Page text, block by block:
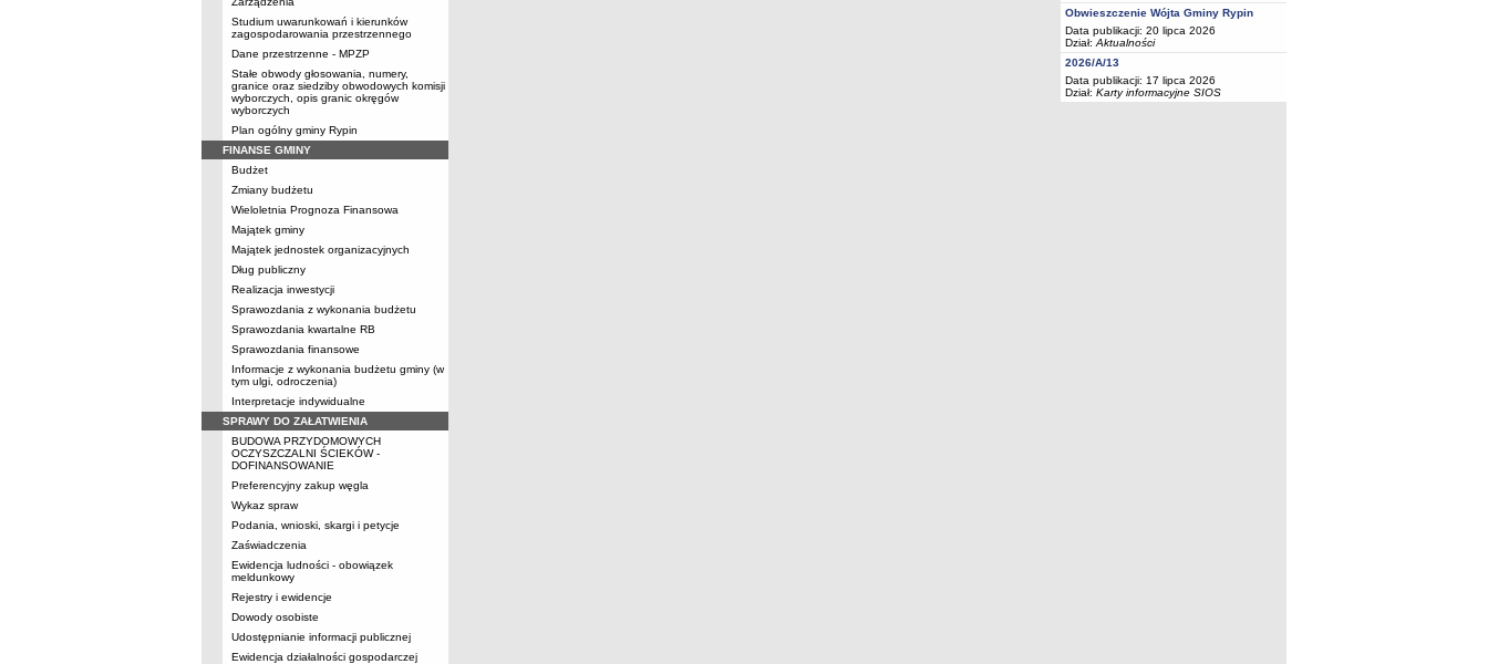
Studium uwarunkowań i kierunków
zagospodarowania przestrzennego
Dane przestrzenne - MPZP
Stałe obwody głosowania, numery,
granice oraz siedziby obwodowych komisji
wyborczych, opis granic okręgów
wyborczych
Plan ogólny gminy Rypin
FINANSE GMINY
Budżet
Zmiany budżetu
Wieloletnia Prognoza Finansowa
Majątek gminy
Majątek jednostek organizacyjnych
Dług publiczny
Realizacja inwestycji
Sprawozdania z wykonania budżetu
Sprawozdania kwartalne RB
Sprawozdania finansowe
Informacje z wykonania budżetu gminy (w
tym ulgi, odroczenia)
Interpretacje indywidualne
SPRAWY DO ZAŁATWIENIA
BUDOWA PRZYDOMOWYCH
OCZYSZCZALNI ŚCIEKÓW -
DOFINANSOWANIE
Preferencyjny zakup węgla
Wykaz spraw
Podania, wnioski, skargi i petycje
Zaświadczenia
Ewidencja ludności - obowiązek
meldunkowy
Rejestry i ewidencje
Dowody osobiste
Udostępnianie informacji publicznej
Ewidencja działalności gospodarczej
Obwieszczenie Wójta Gminy Rypin
Data publikacji: 20 lipca 2026
Dział: Aktualności
2026/A/13
Data publikacji: 17 lipca 2026
Dział: Karty informacyjne SIOS